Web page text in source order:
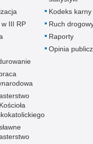
w III RP
Kodeks karny
Ruch
Raporty
Opinia